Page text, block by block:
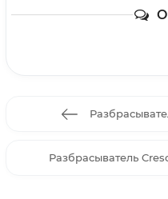
Разбрасыватель